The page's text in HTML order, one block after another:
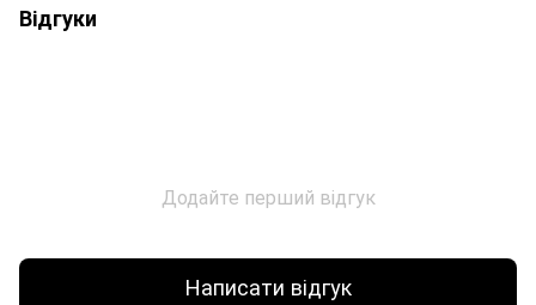
Відгуки
Додайте перший відгук
Написати відгук